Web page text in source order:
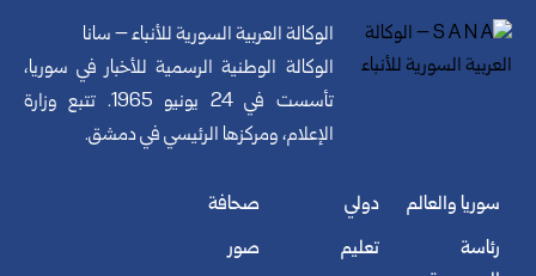
الوكالة العربية السورية للأنباء – سانا
الوكالة الوطنية الرسمية للأخبار في سوريا،
تأسست في 24 يونيو 1965. تتبع وزارة
الإعلام، ومركزها الرئيسي في دمشق.
سوريا والعالم
رئاسة
دولي
تعليم
صحافة
صور